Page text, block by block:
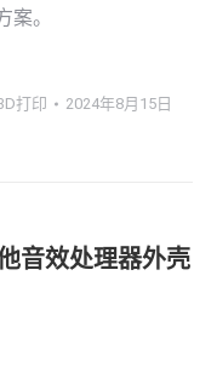
。
打印 2024年8月15日
音效处理器外壳